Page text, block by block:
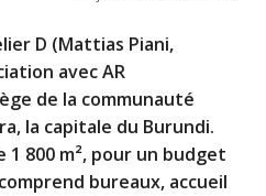
D (Mattias Piani,
avec AR
de la communauté
la capitale du Burundi.
800 m², pour un budget
bureaux, accueil